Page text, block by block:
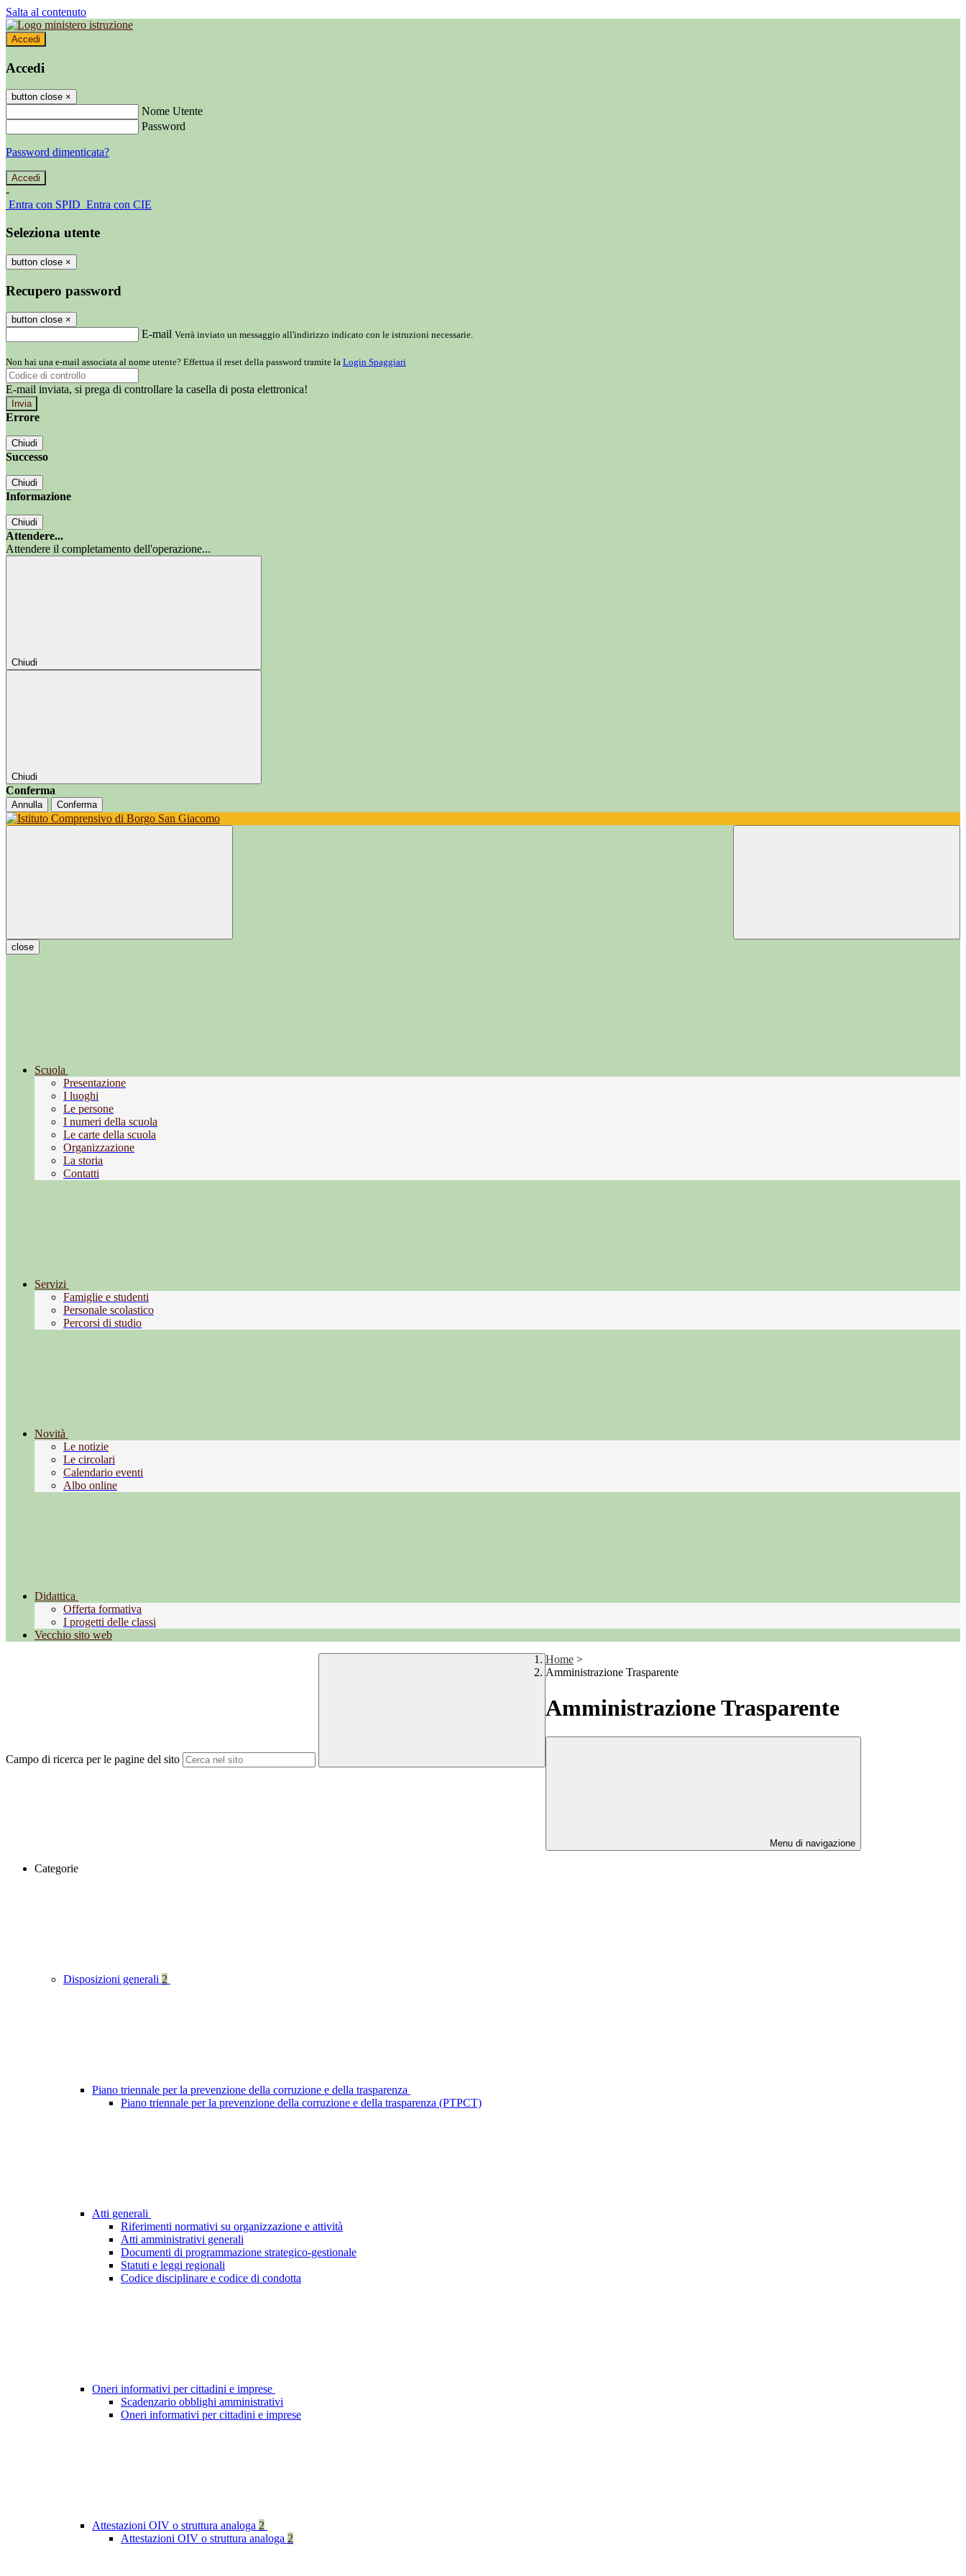
Salta al contenuto
Accedi
Accedi
button close ×
Nome Utente
Password
Password dimenticata?
-
Entra con SPID Entra con CIE
Seleziona utente
button close ×
Recupero password
button close ×
E-mail Verrà inviato un messaggio all'indirizzo indicato con le istruzioni necessarie.
Non hai una e-mail associata al nome utente? Effettua il reset della password tramite la Login Spaggiari
E-mail inviata, si prega di controllare la casella di posta elettronica!
Errore
Chiudi
Successo
Chiudi
Informazione
Chiudi
Attendere...
Attendere il completamento dell'operazione...
Chiudi
Chiudi
Conferma
Annulla Conferma
close
Scuola
Presentazione
I luoghi
Le persone
I numeri della scuola
Le carte della scuola
Organizzazione
La storia
Contatti
Servizi
Famiglie e studenti
Personale scolastico
Percorsi di studio
Novità
Le notizie
Le circolari
Calendario eventi
Albo online
Didattica
Offerta formativa
I progetti delle classi
Vecchio sito web
Campo di ricerca per le pagine del sito
Home >
Amministrazione Trasparente
Amministrazione Trasparente
Menu di navigazione
Categorie
Disposizioni generali 2
Piano triennale per la prevenzione della corruzione e della trasparenza
Piano triennale per la prevenzione della corruzione e della trasparenza (PTPCT)
Atti generali
Riferimenti normativi su organizzazione e attività
Atti amministrativi generali
Documenti di programmazione strategico-gestionale
Statuti e leggi regionali
Codice disciplinare e codice di condotta
Oneri informativi per cittadini e imprese
Scadenzario obblighi amministrativi
Oneri informativi per cittadini e imprese
Attestazioni OIV o struttura analoga 2
Attestazioni OIV o struttura analoga 2